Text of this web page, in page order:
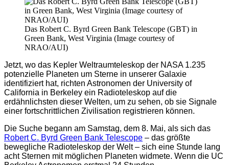
Das Robert C. Byrd Green Bank Telescope (GBT) in
Green Bank, West Virginia (Image courtesy of
NRAO/AUI)
Jetzt, wo das Kepler Weltraumteleskop der NASA 1.235
potenzielle Planeten um Sterne in unserer Galaxie
identifiziert hat, richten Astronomen der University of
California in Berkeley ein Radioteleskop auf die
erdähnlichsten dieser Welten, um zu sehen, ob sie Signale
einer fortschrittlichen Zivilisation registrieren können.
Die Suche begann am Samstag, dem 8. Mai, als sich das
Robert C. Byrd Green Bank Telescope – das größte
bewegliche Radioteleskop der Welt – sich eine Stunde lang
acht Sternen mit möglichen Planeten widmete. Wenn die UC